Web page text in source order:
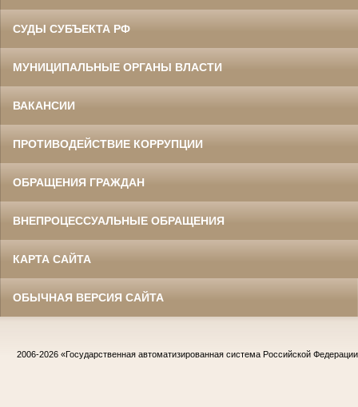
СУДЫ СУБЪЕКТА РФ
МУНИЦИПАЛЬНЫЕ ОРГАНЫ ВЛАСТИ
ВАКАНСИИ
ПРОТИВОДЕЙСТВИЕ КОРРУПЦИИ
ОБРАЩЕНИЯ ГРАЖДАН
ВНЕПРОЦЕССУАЛЬНЫЕ ОБРАЩЕНИЯ
КАРТА САЙТА
ОБЫЧНАЯ ВЕРСИЯ САЙТА
2006-2026 «Государственная автоматизированная система Российской